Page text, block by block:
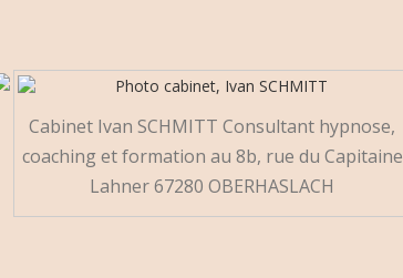
Cabinet Ivan SCHMITT Consultant hypnose,
coaching et formation au 8b, rue du Capitaine
Lahner 67280 OBERHASLACH